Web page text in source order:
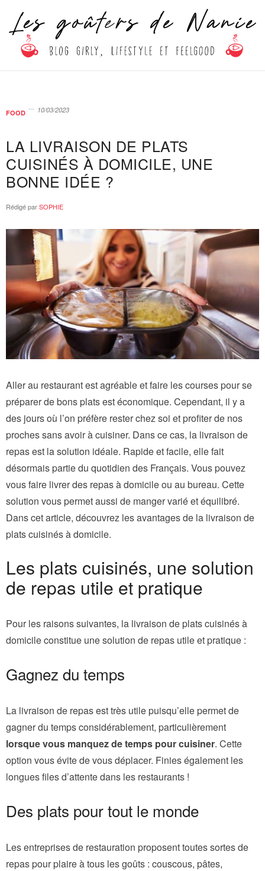
FOOD 10/03/2023
LA LIVRAISON DE PLATS
CUISINÉS À DOMICILE, UNE
BONNE IDÉE ?
Rédigé parSOPHIE
Aller au restaurant est agréable et faire les courses pour se
préparer de bons plats est économique. Cependant, il y a
des jours où l’on préfère rester chez soi et profiter de nos
proches sans avoir à cuisiner. Dans ce cas, la livraison de
repas est la solution idéale. Rapide et facile, elle fait
désormais partie du quotidien des Français. Vous pouvez
vous faire livrer des repas à domicile ou au bureau. Cette
solution vous permet aussi de manger varié et équilibré.
Dans cet article, découvrez les avantages de la livraison de
plats cuisinés à domicile.
Les plats cuisinés, une solution
de repas utile et pratique
Pour les raisons suivantes, la livraison de plats cuisinés à
domicile constitue une solution de repas utile et pratique :
Gagnez du temps
La livraison de repas est très utile puisqu’elle permet de
gagner du temps considérablement, particulièrement
lorsque vous manquez de temps pour cuisiner. Cette
option vous évite de vous déplacer. Finies également les
longues files d’attente dans les restaurants !
Des plats pour tout le monde
Les entreprises de restauration proposent toutes sortes de
repas pour plaire à tous les goûts : couscous, pâtes,